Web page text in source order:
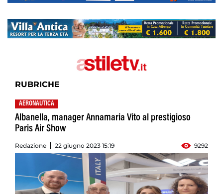
RUBRICHE
AERONAUTICA
Albanella, manager Annamaria Vito al prestigioso
Paris Air Show
Redazione 22 giugno 2023 15:19 9292